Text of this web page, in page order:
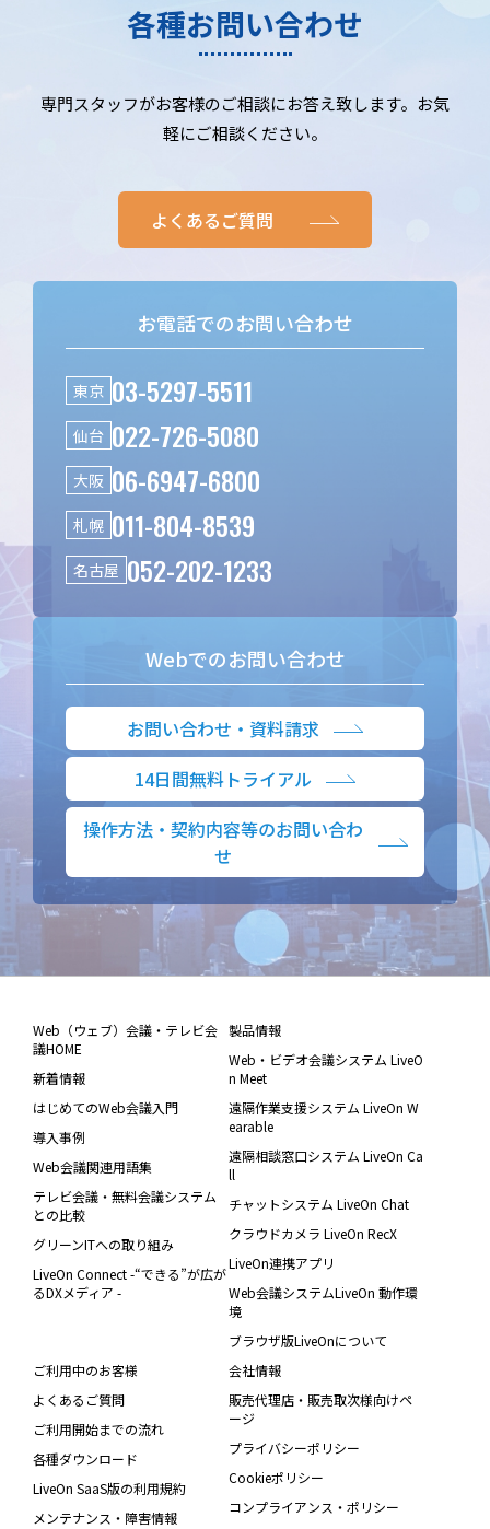
各種お問い合わせ
専門スタッフがお客様のご相談にお答え致します。お気
軽にご相談ください。
よくあるご質問
お電話でのお問い合わせ
東京 03-5297-5511
仙台 022-726-5080
大阪 06-6947-6800
札幌 011-804-8539
名古屋 052-202-1233
Webでのお問い合わせ
お問い合わせ・資料請求
14日間無料トライアル
操作方法・契約内容等のお問い合わ
せ
Web（ウェブ）会議・テレビ会
議HOME
新着情報
はじめてのWeb会議入門
導入事例
Web会議関連用語集
テレビ会議・無料会議システム
との比較
グリーンITへの取り組み
LiveOn Connect -“できる”が広が
るDXメディア -
製品情報
Web・ビデオ会議システム LiveO
n Meet
遠隔作業支援システム LiveOn W
earable
遠隔相談窓口システム LiveOn Ca
ll
チャットシステム LiveOn Chat
クラウドカメラ LiveOn RecX
LiveOn連携アプリ
Web会議システムLiveOn 動作環
境
ブラウザ版LiveOnについて
ご利用中のお客様
よくあるご質問
ご利用開始までの流れ
各種ダウンロード
LiveOn SaaS版の利用規約
メンテナンス・障害情報
会社情報
販売代理店・販売取次様向けペ
ージ
プライバシーポリシー
Cookieポリシー
コンプライアンス・ポリシー